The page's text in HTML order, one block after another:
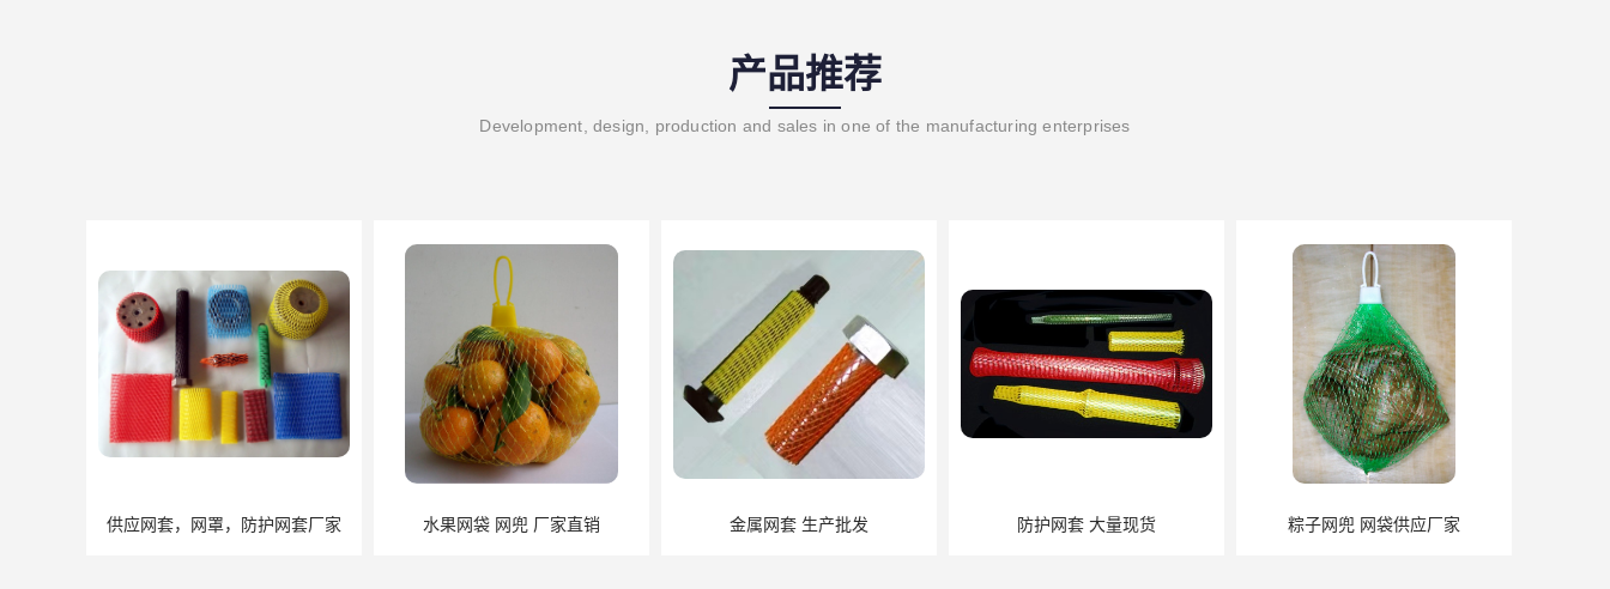
产品推荐
Development, design, production and sales in one of the manufacturing enterprises
水果网袋 网兜 厂家直销 金属网套 生产批发 防护网套 大量现货 粽子网兜 网袋供应厂家